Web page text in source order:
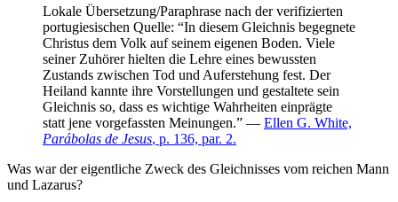
Lokale Übersetzung/Paraphrase nach der verifizierten
portugiesischen Quelle: “In diesem Gleichnis begegnete
Christus dem Volk auf seinem eigenen Boden. Viele
seiner Zuhörer hielten die Lehre eines bewussten
Zustands zwischen Tod und Auferstehung fest. Der
Heiland kannte ihre Vorstellungen und gestaltete sein
Gleichnis so, dass es wichtige Wahrheiten einprägte
statt jene vorgefassten Meinungen.” — Ellen G. White,
Parábolas de Jesus, p. 136, par. 2.
Was war der eigentliche Zweck des Gleichnisses vom reichen Mann
und Lazarus?